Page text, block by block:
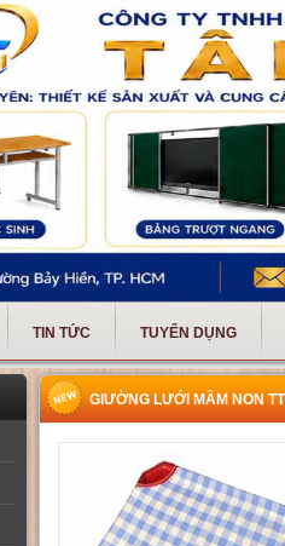
TIN TỨC TUYỂN DỤNG
GIƯỜNG LƯỚI MẦM NON